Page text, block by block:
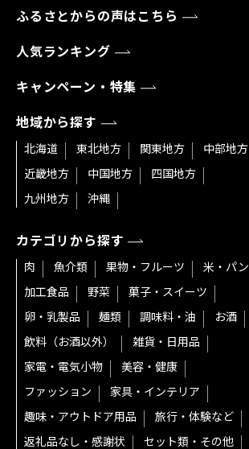
ふるさとからの声はこちら
人気ランキング
キャンペーン・特集
地域から探す
北海道 東北地方 関東地方
中部地方
近畿地方
中国地方
四国地方
九州地方
沖縄
カテゴリから探す
肉 魚介類 果物・フルーツ
米・パン
加工食品
野菜
菓子・スイーツ
卵・乳製品
麺類 調味料・油
お酒
飲料（お酒以外）
雑貨・日用品
家電・電気小物
美容・健康
ファッション
家具・インテリア
趣味・アウトドア用品
旅行・体験など
返礼品なし・感謝状
セット類・その他